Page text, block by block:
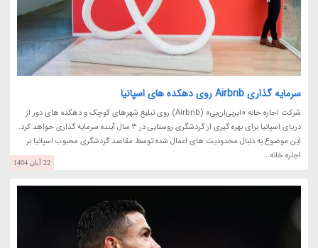
سرمایه گذاری Airbnb روی دهکده های اسپانیا
شرکت اجاره خانه «ایربی‌ان‌بی» (Airbnb) روی تبلیغ شهرهای کوچک و دهکده های دور از
دریای اسپانیا برای بهره گیری از گردشگری روستایی در 3 سال آینده سرمایه گذاری خواهد کرد.
این موضوع به دنبال محدودیت های اعمال شده توسط مقاصد گردشگری محبوب اسپانیا بر
اجاره خانه...
22 آبان 1404